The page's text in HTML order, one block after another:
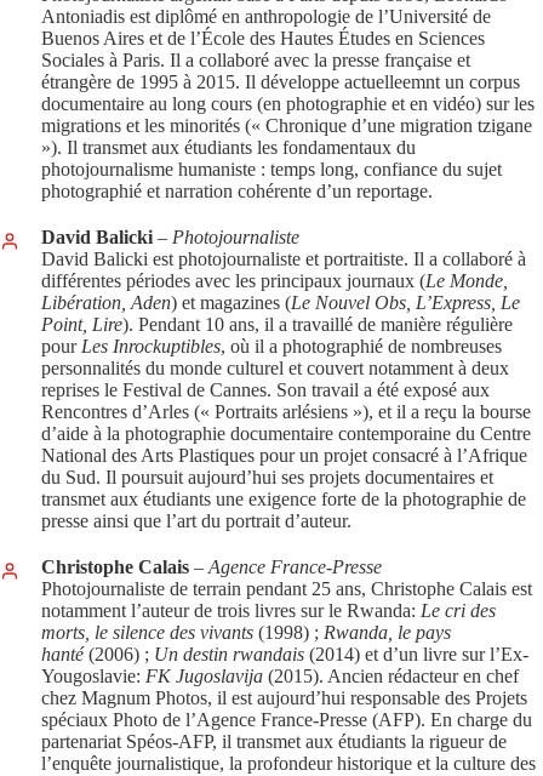
Antoniadis est diplômé en anthropologie de l’Université de
Buenos Aires et de l’École des Hautes Études en Sciences
Sociales à Paris. Il a collaboré avec la presse française et
étrangère de 1995 à 2015. Il développe actuelleemnt un corpus
documentaire au long cours (en photographie et en vidéo) sur les
migrations et les minorités (« Chronique d’une migration tzigane
»). Il transmet aux étudiants les fondamentaux du
photojournalisme humaniste : temps long, confiance du sujet
photographié et narration cohérente d’un reportage.
David Balicki – Photojournaliste
David Balicki est photojournaliste et portraitiste. Il a collaboré à
différentes périodes avec les principaux journaux (Le Monde,
Libération, Aden) et magazines (Le Nouvel Obs, L’Express, Le
Point, Lire). Pendant 10 ans, il a travaillé de manière régulière
pour Les Inrockuptibles, où il a photographié de nombreuses
personnalités du monde culturel et couvert notamment à deux
reprises le Festival de Cannes. Son travail a été exposé aux
Rencontres d’Arles (« Portraits arlésiens »), et il a reçu la bourse
d’aide à la photographie documentaire contemporaine du Centre
National des Arts Plastiques pour un projet consacré à l’Afrique
du Sud. Il poursuit aujourd’hui ses projets documentaires et
transmet aux étudiants une exigence forte de la photographie de
presse ainsi que l’art du portrait d’auteur.
Christophe Calais – Agence France-Presse
Photojournaliste de terrain pendant 25 ans, Christophe Calais est
notamment l’auteur de trois livres sur le Rwanda: Le cri des
morts, le silence des vivants (1998) ; Rwanda, le pays
hanté(2006) ; Un destin rwandais (2014) et d’un livre sur l’Ex-
Yougoslavie: FK Jugoslavija (2015). Ancien rédacteur en chef
chez Magnum Photos, il est aujourd’hui responsable des Projets
spéciaux Photo de l’Agence France-Presse (AFP). En charge du
partenariat Spéos-AFP, il transmet aux étudiants la rigueur de
l’enquête journalistique, la profondeur historique et la culture des